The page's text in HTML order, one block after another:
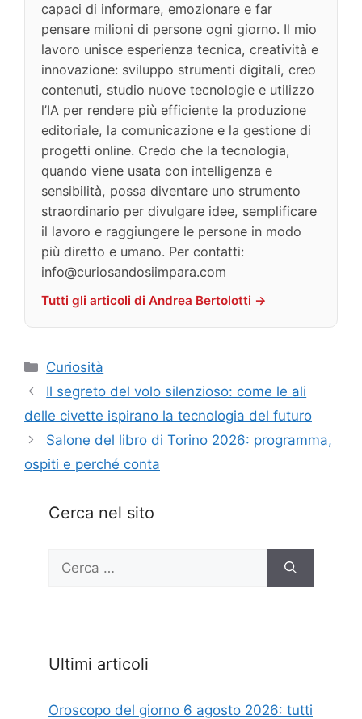
capaci di informare, emozionare e far
pensare milioni di persone ogni giorno. Il mio
lavoro unisce esperienza tecnica, creatività e
innovazione: sviluppo strumenti digitali, creo
contenuti, studio nuove tecnologie e utilizzo
l’IA per rendere più efficiente la produzione
editoriale, la comunicazione e la gestione di
progetti online. Credo che la tecnologia,
quando viene usata con intelligenza e
sensibilità, possa diventare uno strumento
straordinario per divulgare idee, semplificare
il lavoro e raggiungere le persone in modo
più diretto e umano. Per contatti:
info@curiosandosiimpara.com
Tutti gli articoli di Andrea Bertolotti →
Categorie
Curiosità
Il segreto del volo silenzioso: come le ali
delle civette ispirano la tecnologia del futuro
Salone del libro di Torino 2026: programma,
ospiti e perché conta
Cerca nel sito
per:
Ultimi articoli
Oroscopo del giorno 6 agosto 2026: tutti